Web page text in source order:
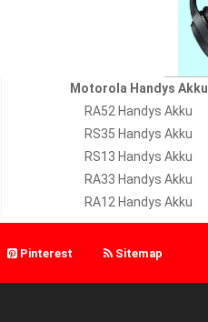
Motorola Handys Akku
RA52 Handys Akku
RS35 Handys Akku
RS13 Handys Akku
RA33 Handys Akku
RA12 Handys Akku
Pinterest Sitemap